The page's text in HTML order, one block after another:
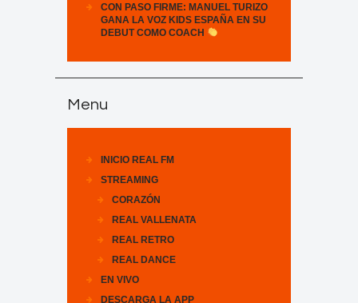
CON PASO FIRME: MANUEL TURIZO
GANA LA VOZ KIDS ESPAÑA EN SU
DEBUT COMO COACH
Menu
INICIO REAL FM
STREAMING
CORAZÓN
REAL VALLENATA
REAL RETRO
REAL DANCE
EN VIVO
DESCARGA LA APP